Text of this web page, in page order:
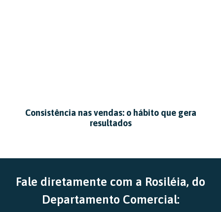
Consistência nas vendas: o hábito que gera
resultados
Fale diretamente com a Rosiléia, do
Departamento Comercial: